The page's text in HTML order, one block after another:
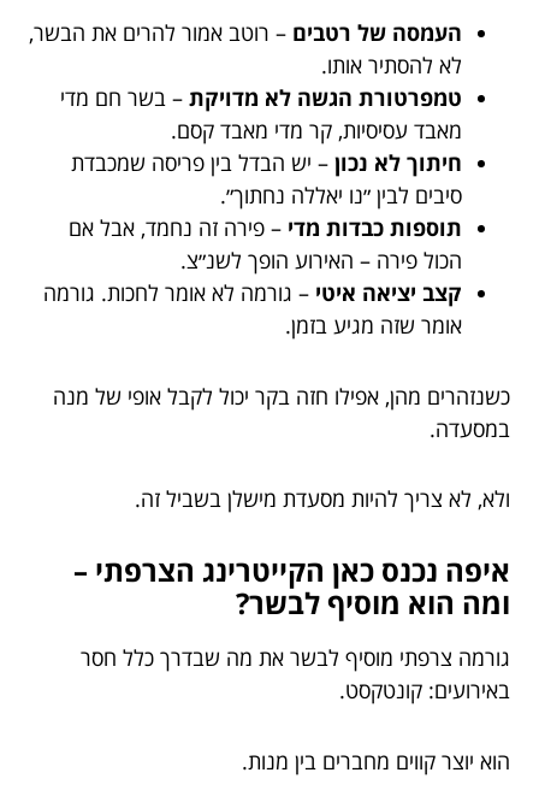
העמסה של רטבים – רוטב אמור להרים את הבשר,
לא להסתיר אותו.
טמפרטורת הגשה לא מדויקת – בשר חם מדי
מאבד עסיסיות, קר מדי מאבד קסם.
חיתוך לא נכון – יש הבדל בין פריסה שמכבדת
סיבים לבין ״נו יאללה נחתוך״.
תוספות כבדות מדי – פירה זה נחמד, אבל אם
הכול פירה – האירוע הופך לשנ״צ.
קצב יציאה איטי – גורמה לא אומר לחכות. גורמה
אומר שזה מגיע בזמן.
כשנזהרים מהן, אפילו חזה בקר יכול לקבל אופי של מנה
במסעדה.
ולא, לא צריך להיות מסעדת מישלן בשביל זה.
איפה נכנס כאן הקייטרינג הצרפתי –
ומה הוא מוסיף לבשר?
גורמה צרפתי מוסיף לבשר את מה שבדרך כלל חסר
באירועים: קונטקסט.
הוא יוצר קווים מחברים בין מנות.